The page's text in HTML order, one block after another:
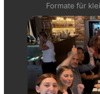
Formate für